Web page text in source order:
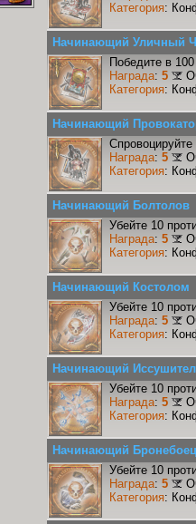
Категория:
Начинающий Уличный
Победите в
Награда: 5
Категория:
Начинающий
Награда: 5
Категория:
Начинающий Болтолов
Убейте 10
Награда: 5
Категория:
Начинающий Костолом
Убейте 10
Награда: 5
Категория:
Начинающий
Убейте 10
Награда: 5
Категория:
Начинающий Бронебоец
Убейте 10
Награда: 5
Категория: